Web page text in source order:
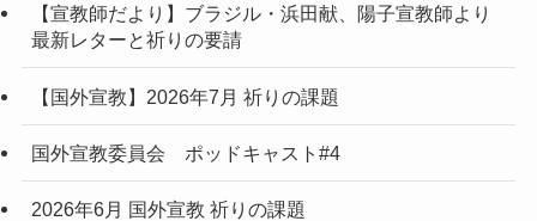
【宣教師だより】ブラジル・浜田献、陽子宣教師より
最新レターと祈りの要請
【国外宣教】2026年7月 祈りの課題
国外宣教委員会 ポッドキャスト#4
2026年6月 国外宣教 祈りの課題